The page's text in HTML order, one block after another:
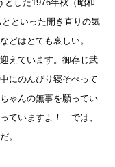
とした1976年秋（昭和
といった開き直りの気
どはとても哀しい。
えています。御存じ武
にのんびり寝そべって
ゃんの無事を願ってい
ていますよ！ では、
。